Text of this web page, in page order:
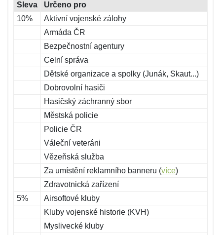
Sleva
Určeno pro
10%
Aktivní vojenské zálohy
Armáda ČR
Bezpečnostní agentury
Celní správa
Dětské organizace a spolky (Junák, Skaut...)
Dobrovolní hasiči
Hasičský záchranný sbor
Městská policie
Policie ČR
Váleční veteráni
Vězeňská služba
Za umístění reklamního banneru (více)
Zdravotnická zařízení
5%
Airsoftové kluby
Kluby vojenské historie (KVH)
Myslivecké kluby